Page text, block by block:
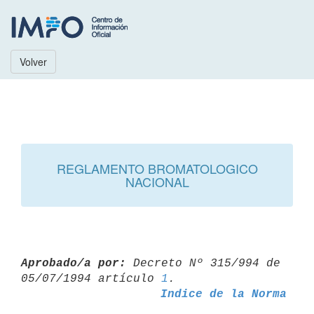
Volver
REGLAMENTO BROMATOLOGICO
NACIONAL
Aprobado/a por:
Decreto Nº 315/994 de
05/07/1994 artículo 1
Indice de la Norma